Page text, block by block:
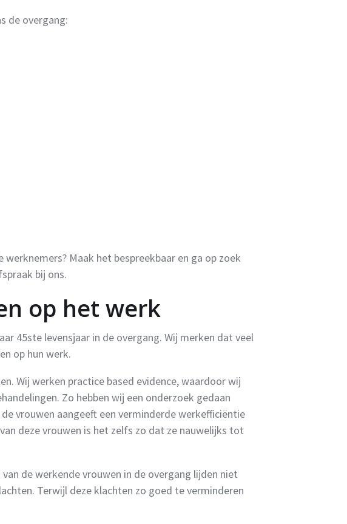
de overgang:
Maak het bespreekbaar en ga op zoek
bij ons.
op het werk
45ste levensjaar in de overgang. Wij merken dat veel
op hun werk.
Wij werken practice based evidence, waardoor wij
Zo hebben wij een onderzoek gedaan
vrouwen aangeeft een verminderde werkefficiëntie
deze vrouwen is het zelfs zo dat ze nauwelijks tot
de werkende vrouwen in de overgang lijden niet
Terwijl deze klachten zo goed te verminderen